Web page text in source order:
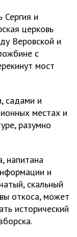
Сергия и
церковь
Веровской и
с
мост
садами и
местах и
разумно
напитана
и
скальный
откоса, может
исторический